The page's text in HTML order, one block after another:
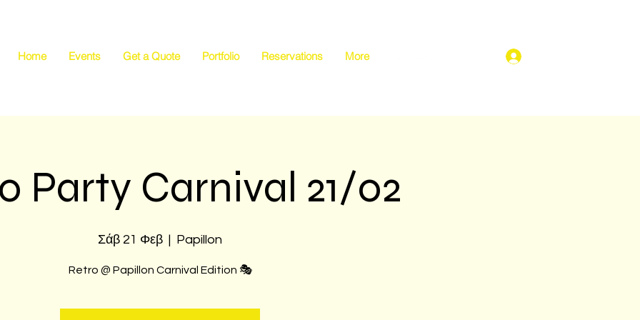
Home Events Get a Quote Portfolio Reservations More
Party Carnival 21/02
Σάβ 21 Φεβ
  |
Papillon
Retro @ Papillon Carnival Edition 🎭